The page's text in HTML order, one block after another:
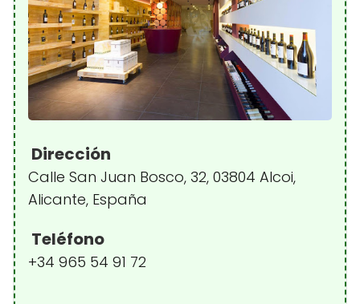
Dirección
Calle San Juan Bosco, 32, 03804 Alcoi,
Alicante, España
Teléfono
+34 965 54 91 72